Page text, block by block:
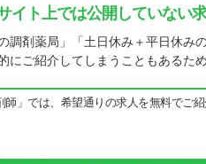
イト上では公開していない
調剤薬局」「土日休み＋平日休み
にご紹介してしまうこともあるた
」では、希望通りの求人を無料でご